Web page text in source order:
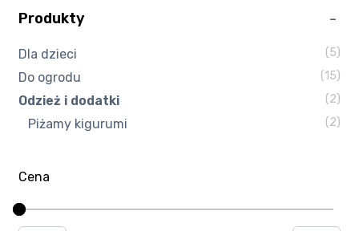
Kasa
Kontakt
Produkty
Dla dzieci (5)
Do ogrodu (15)
Odzież i dodatki (2)
Piżamy kigurumi (2)
Cena